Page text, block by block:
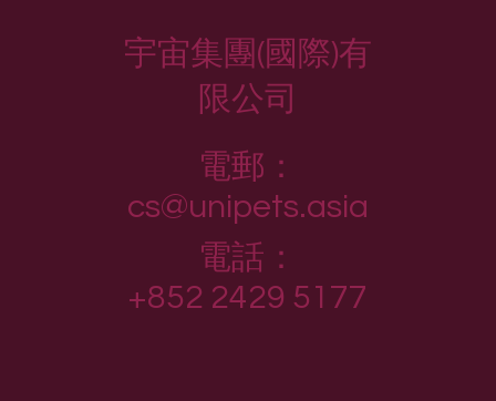
宇宙集團(國際)有
限公司
電郵：
cs@unipets.asia
電話：
+852 2429 5177